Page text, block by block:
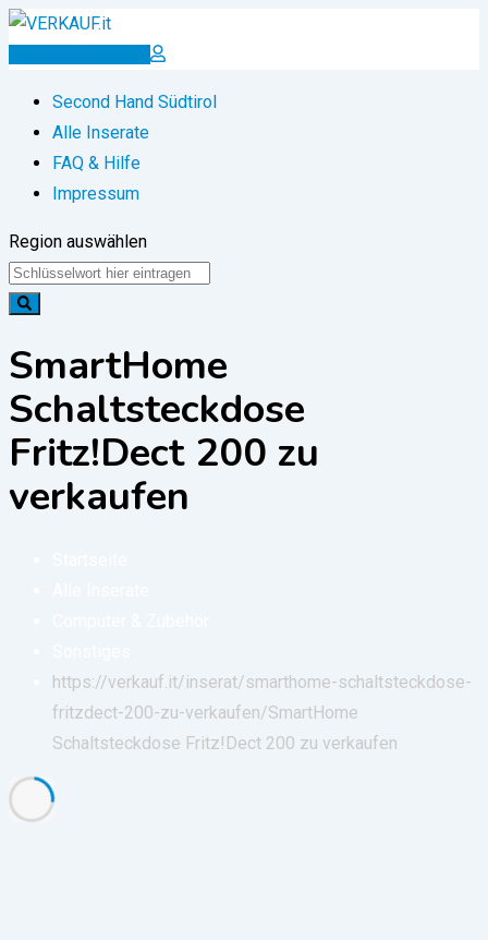
Zum
Inserat erstellen
Second Hand Südtirol
Alle Inserate
FAQ & Hilfe
Impressum
Region auswählen
SmartHome
Schaltsteckdose
Fritz!Dect 200 zu
verkaufen
https://verkauf.it/inserat/smarthome-schaltsteckdose-
fritzdect-200-zu-verkaufen/SmartHome
Schaltsteckdose Fritz!Dect 200 zu verkaufen